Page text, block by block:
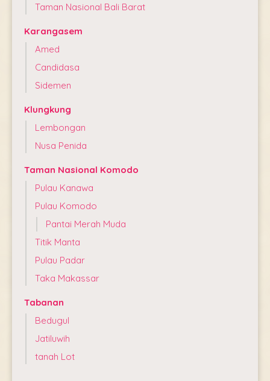
Taman Nasional Bali Barat
Karangasem
Amed
Candidasa
Sidemen
Klungkung
Lembongan
Nusa Penida
Taman Nasional Komodo
Pulau Kanawa
Pulau Komodo
Pantai Merah Muda
Titik Manta
Pulau Padar
Taka Makassar
Tabanan
Bedugul
Jatiluwih
tanah Lot